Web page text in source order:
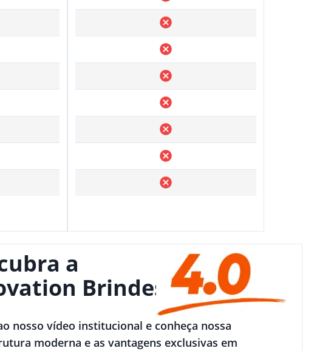
a
Brindes
nosso vídeo institucional e conheça nossa
moderna e as vantagens exclusivas em